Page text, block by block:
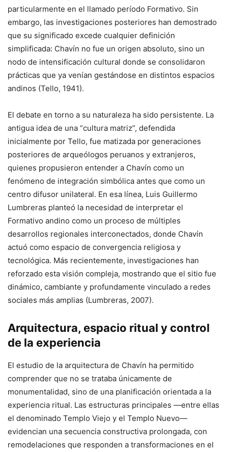
particularmente en el llamado período Formativo. Sin
embargo, las investigaciones posteriores han demostrado
que su significado excede cualquier definición
simplificada: Chavín no fue un origen absoluto, sino un
nodo de intensificación cultural donde se consolidaron
prácticas que ya venían gestándose en distintos espacios
andinos (Tello, 1941).
El debate en torno a su naturaleza ha sido persistente. La
antigua idea de una “cultura matriz”, defendida
inicialmente por Tello, fue matizada por generaciones
posteriores de arqueólogos peruanos y extranjeros,
quienes propusieron entender a Chavín como un
fenómeno de integración simbólica antes que como un
centro difusor unilateral. En esa línea, Luis Guillermo
Lumbreras planteó la necesidad de interpretar el
Formativo andino como un proceso de múltiples
desarrollos regionales interconectados, donde Chavín
actuó como espacio de convergencia religiosa y
tecnológica. Más recientemente, investigaciones han
reforzado esta visión compleja, mostrando que el sitio fue
dinámico, cambiante y profundamente vinculado a redes
sociales más amplias (Lumbreras, 2007).
Arquitectura, espacio ritual y control
de la experiencia
El estudio de la arquitectura de Chavín ha permitido
comprender que no se trataba únicamente de
monumentalidad, sino de una planificación orientada a la
experiencia ritual. Las estructuras principales —entre ellas
el denominado Templo Viejo y el Templo Nuevo—
evidencian una secuencia constructiva prolongada, con
remodelaciones que responden a transformaciones en el